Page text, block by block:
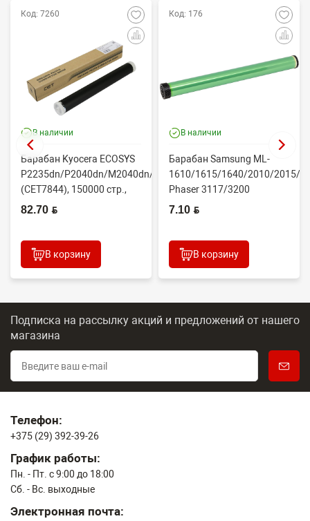
Код: 7260
В наличии
Барабан Kyocera ECOSYS
P2235dn/P2040dn/M2040dn/M2540dw
(CET7844), 150000 стр.,
Япония
82.70 BYN
В корзину
Код: 176
В наличии
Барабан Samsung ML-
1610/1615/1640/2010/2015/
Phaser 3117/3200
(CONTENT)
7.10 BYN
В корзину
Подписка на рассылку акций и предложений от нашего
магазина
Телефон:
+375 (29) 392-39-26
График работы:
Пн. - Пт. с 9:00 до 18:00
Сб. - Вс. выходные
Электронная почта: